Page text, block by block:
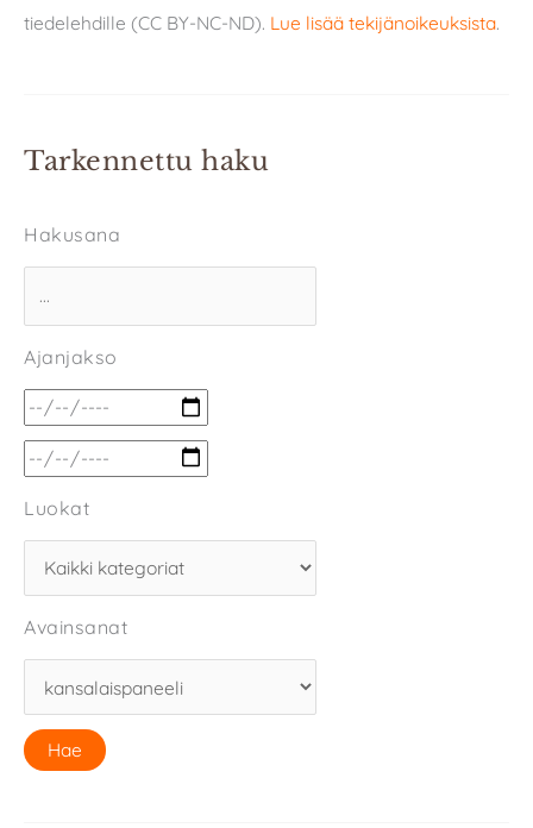
tiedelehdille (CC BY-NC-ND). Lue lisää tekijänoikeuksista.
Tarkennettu haku
Hakusana
Ajanjakso
Luokat
Avainsanat